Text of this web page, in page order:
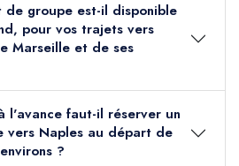
de groupe est-il disponible
pour vos trajets vers
Marseille et de ses
l'avance faut-il réserver un
vers Naples au départ de
?